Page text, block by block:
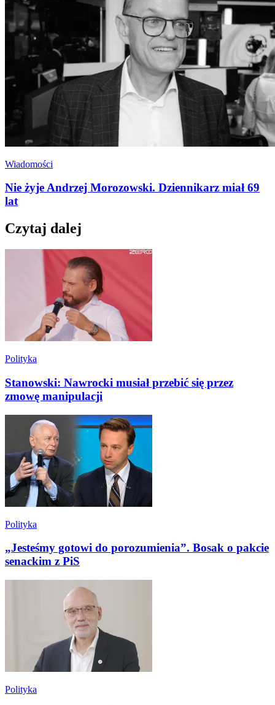
Wiadomości
Nie żyje Andrzej Morozowski. Dziennikarz miał 69
lat
Czytaj dalej
Polityka
Stanowski: Nawrocki musiał przebić się przez
zmowę manipulacji
Polityka
„Jesteśmy gotowi do porozumienia”. Bosak o pakcie
senackim z PiS
Polityka